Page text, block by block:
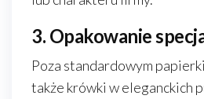
3. Opakowanie
Poza standardowym
także krówki w eleganckich